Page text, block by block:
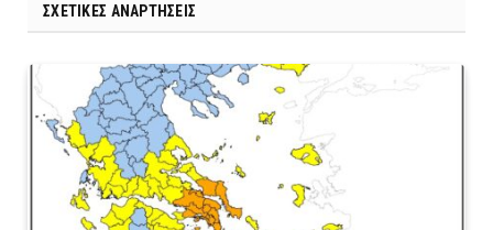
ΣΧΕΤΙΚΈΣ ΑΝΑΡΤΉΣΕΙΣ